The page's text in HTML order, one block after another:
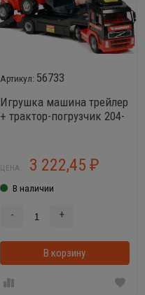
В корзинке
56733
Игрушка машина трейлер
+ трактор-погрузчик 204-
ЦЕНА: 3 222,45 ₽
В наличии
- +
В корзину